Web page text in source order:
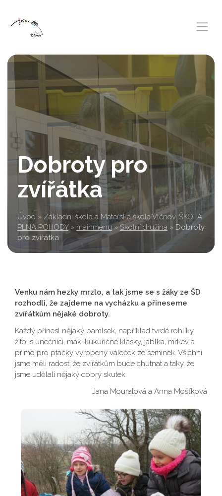
Dobroty pro
zvířátka
Úvod » Základní škola a Mateřská škola Vlčnov, ŠKOLA
PLNÁ POHODY » mainmenu » Školní družina » Dobroty
pro zvířátka
Venku nám hezky mrzlo, a tak jsme se s žáky ze ŠD
rozhodli, že zajdeme na vycházku a přineseme
zvířátkům nějaké dobroty.
Každý přinesl nějaký pamlsek, například tvrdé rohlíky,
žito, slunečnici, mák, kukuřičné klásky, jablka, mrkev a
přímo pro ptáčky vyrobený váleček ze semínek. Všichni
jsme měli radost, že zvířátkům bude chutnat a taky, že
jsme udělali nějaký dobrý skutek.
Jana Mouralová a Anna Mošťková